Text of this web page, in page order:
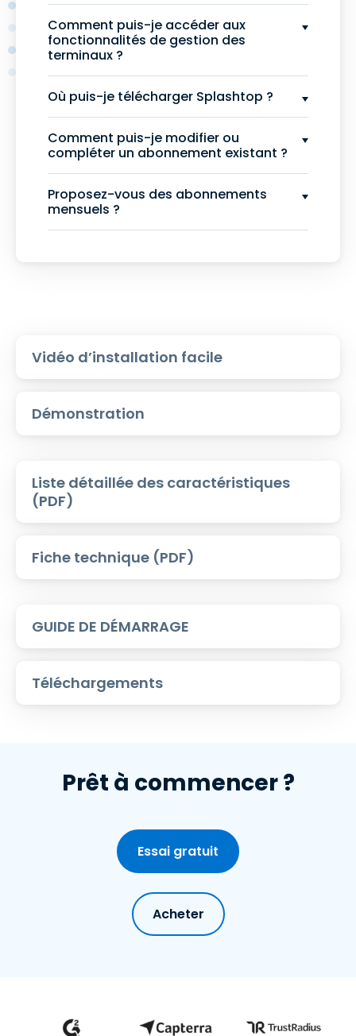
Comment puis-je accéder aux
fonctionnalités de gestion des
terminaux ?
Où puis-je télécharger Splashtop ?
Comment puis-je modifier ou
compléter un abonnement existant ?
Proposez-vous des abonnements
mensuels ?
Vidéo d’installation facile
Démonstration
Liste détaillée des caractéristiques
(PDF)
Fiche technique (PDF)
GUIDE DE DÉMARRAGE
Téléchargements
Prêt à commencer ?
Essai gratuit
Acheter